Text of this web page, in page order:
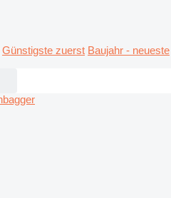
Günstigste zuerst Baujahr - neueste